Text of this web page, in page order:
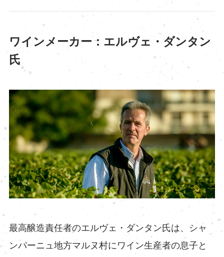
ワインメーカー：エルヴェ・ダンタン
氏
最高醸造責任者のエルヴェ・ダンタン氏は、シャ
ンパーニュ地方マルヌ村にワイン生産者の息子と